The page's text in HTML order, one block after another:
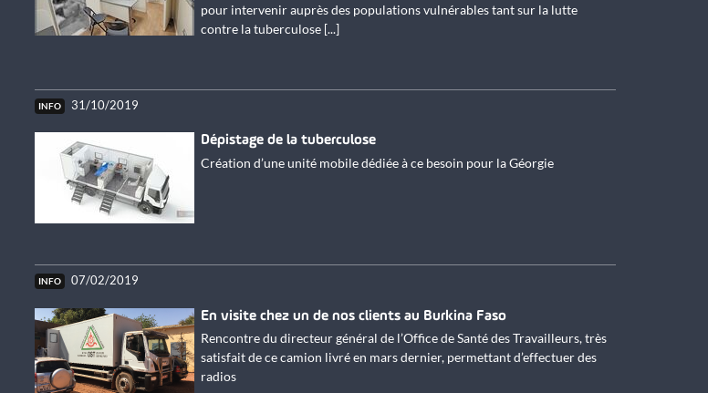
pour intervenir auprès des populations vulnérables tant sur la lutte
contre la tuberculose [...]
31/10/2019
Dépistage de la tuberculose
Création d’une unité mobile dédiée à ce besoin pour la Géorgie
07/02/2019
En visite chez un de nos clients au Burkina Faso
Rencontre du directeur général de l’Office de Santé des Travailleurs, très
satisfait de ce camion livré en mars dernier, permettant d’effectuer des
radios